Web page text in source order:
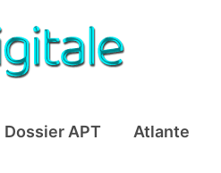
Dossier APT Atlante